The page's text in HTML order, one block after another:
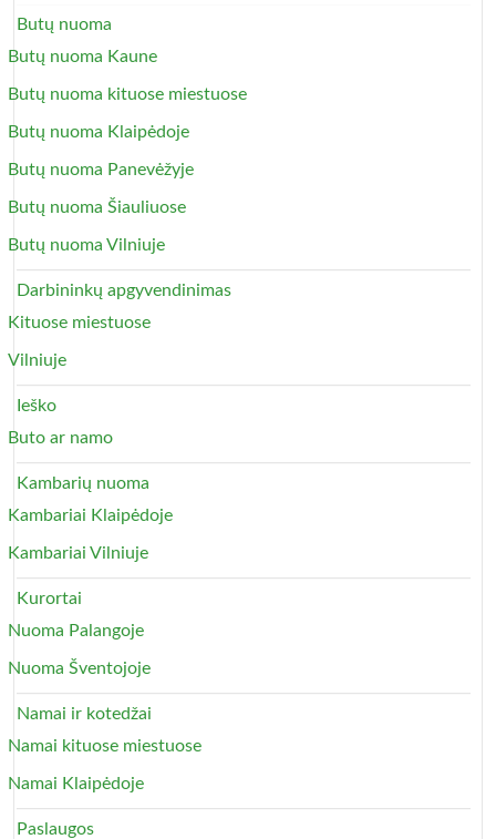
Butų nuoma
Butų nuoma Kaune
Butų nuoma kituose miestuose
Butų nuoma Klaipėdoje
Butų nuoma Panevėžyje
Butų nuoma Šiauliuose
Butų nuoma Vilniuje
Darbininkų apgyvendinimas
Kituose miestuose
Vilniuje
Ieško
Buto ar namo
Kambarių nuoma
Kambariai Klaipėdoje
Kambariai Vilniuje
Kurortai
Nuoma Palangoje
Nuoma Šventojoje
Namai ir kotedžai
Namai kituose miestuose
Namai Klaipėdoje
Paslaugos